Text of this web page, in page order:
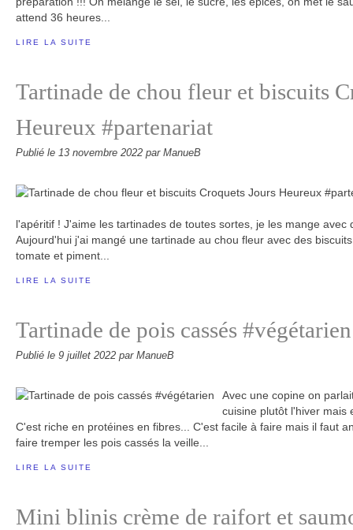
attend 36 heures...
LIRE LA SUITE
Tartinade de chou fleur et biscuits
Heureux #partenariat
Publié le 13 novembre 2022 par ManueB
l'apéritif ! J'aime les tartinades de toutes sortes, je les mange avec
Aujourd'hui j'ai mangé une tartinade au chou fleur avec des
tomate et piment...
LIRE LA SUITE
Tartinade de pois cassés #végétarien
Publié le 9 juillet 2022 par ManueB
Avec une copine on
cuisine plutôt l'hiver mais
C'est riche en protéines en fibres... C'est facile à faire mais il faut
faire tremper les pois cassés la veille...
LIRE LA SUITE
Mini blinis crème de raifort et